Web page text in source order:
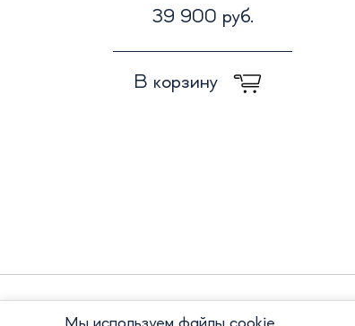
39 900 руб.
В корзину